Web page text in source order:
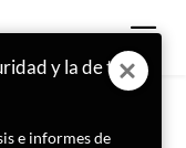
y la de tu
e informes de